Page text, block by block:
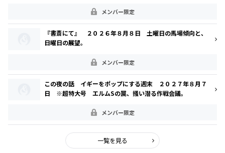
メンバー限定
『書斎にて』 ２０２６年８月８日 土曜日の馬場傾向と、
日曜日の展望。
メンバー限定
この夜の話 イギーをポップにする週末 ２０２７年８月７
日 ※超特大号 エルムSの罠、掻い潜る作戦会議。
メンバー限定
一覧を見る